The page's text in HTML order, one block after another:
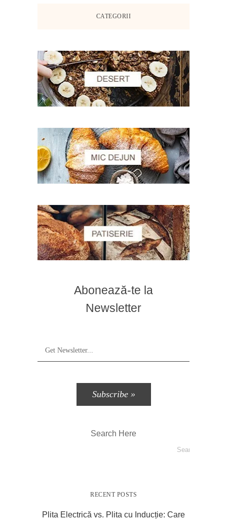
CATEGORII
Abonează-te la
Newsletter
Search Here
RECENT POSTS
Plita Electrică vs. Plita cu Inducție: Care